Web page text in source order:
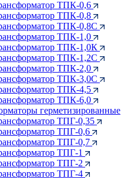
ТПК-0,6
ТПК-0,8
ТПК-0,8С
ТПК-1,0
ТПК-1,0К
ТПК-1,2С
ТПК-2,0
ТПК-3,0С
ТПК-4,5
ТПК-6,0
герметизированные
ТПГ-0,35
ТПГ-0,6
ТПГ-0,7
ТПГ-1
ТПГ-2
ТПГ-4